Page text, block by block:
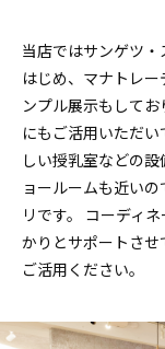
当店ではサンゲツ
はじめ、マナトレ
ンプル展示もして
にもご活用いただ
しい授乳室などの
ョールームも近い
リです。 コーディ
かりとサポートさ
ご活用ください。